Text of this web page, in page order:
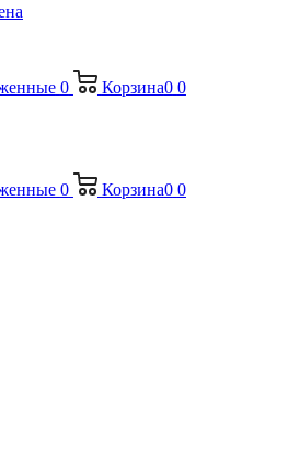
0 Корзина0 0
0 Корзина0 0